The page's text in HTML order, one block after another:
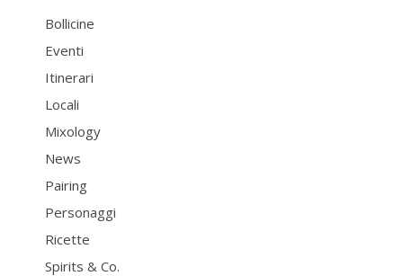
Bollicine
Eventi
Itinerari
Locali
Mixology
News
Pairing
Personaggi
Ricette
Spirits & Co.